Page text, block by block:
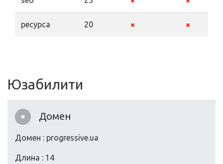
ресурса 20
Юзабилити
Домен
Домен : progressive.ua
Длина : 14